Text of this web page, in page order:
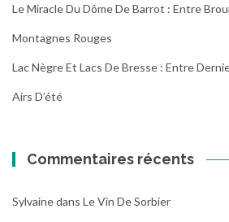
Le Miracle Du Dôme De Barrot : Entre
Montagnes Rouges
Lac Nègre Et Lacs De Bresse : Entre
Airs D’été
Commentaires récents
Sylvainedans Le Vin De Sorbier